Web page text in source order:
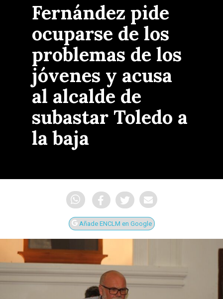
Fernández pide
ocuparse de los
problemas de los
jóvenes y acusa
al alcalde de
subastar Toledo a
la baja
Añade ENCLM en Google